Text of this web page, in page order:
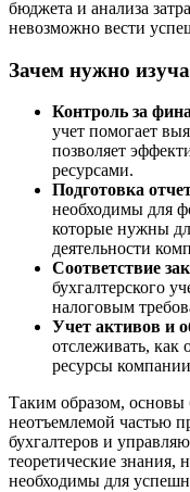
бюджета и анализа
невозможно вести
Зачем нужно
Контроль за
учет помогает
позволяет
ресурсами.
Подготовка
необходимы для
которые нужны
деятельности
Соответствие
бухгалтерского
налоговым
Учет активов и
отслеживать, как
ресурсы
Таким образом, основы
неотъемлемой частью
бухгалтеров и
теоретические знания,
необходимы для